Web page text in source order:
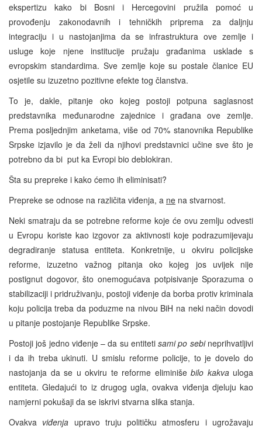
ekspertizu kako bi Bosni i Hercegovini pružila pomoć u
provođenju zakonodavnih i tehničkih priprema za daljnju
integraciju i u nastojanjima da se infrastruktura ove zemlje i
usluge koje njene institucije pružaju građanima usklade s
evropskim standardima. Sve zemlje koje su postale članice EU
osjetile su izuzetno pozitivne efekte tog članstva.
To je, dakle, pitanje oko kojeg postoji potpuna saglasnost
predstavnika međunarodne zajednice i građana ove zemlje.
Prema posljednjim anketama, više od 70% stanovnika Republike
Srpske izjavilo je da želi da njihovi predstavnici učine sve što je
potrebno da bi put ka Evropi bio deblokiran.
Šta su prepreke i kako ćemo ih eliminisati?
Prepreke se odnose na različita viđenja, a ne na stvarnost.
Neki smatraju da se potrebne reforme koje će ovu zemlju odvesti
u Evropu koriste kao izgovor za aktivnosti koje podrazumijevaju
degradiranje statusa entiteta. Konkretnije, u okviru policijske
reforme, izuzetno važnog pitanja oko kojeg jos uvijek nije
postignut dogovor, što onemogućava potpisivanje Sporazuma o
stabilizaciji i pridruživanju, postoji viđenje da borba protiv kriminala
koju policija treba da poduzme na nivou BiH na neki način dovodi
u pitanje postojanje Republike Srpske.
Postoji još jedno viđenje – da su entitetisami po sebineprihvatljivi
i da ih treba ukinuti. U smislu reforme policije, to je dovelo do
nastojanja da se u okviru te reforme eliminiše bilo kakvauloga
entiteta. Gledajući to iz drugog ugla, ovakva viđenja djeluju kao
namjerni pokušaji da se iskrivi stvarna slika stanja.
Ovakva viđenja upravo truju političku atmosferu i ugrožavaju